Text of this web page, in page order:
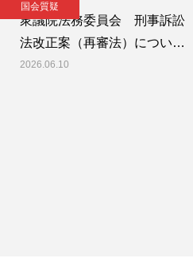
国会質疑
衆議院法務委員会 刑事訴訟
法改正案（再審法）につい…
2026.06.10